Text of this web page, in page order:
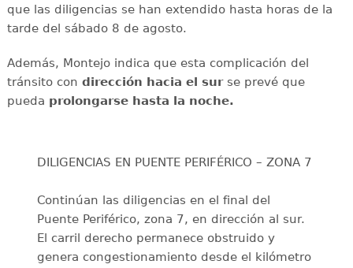
que las diligencias se han extendido hasta horas de la
tarde del sábado 8 de agosto.
Además, Montejo indica que esta complicación del
tránsito con dirección hacia el surse prevé que
pueda prolongarse hasta la noche.
DILIGENCIAS EN PUENTE PERIFÉRICO – ZONA 7
Continúan las diligencias en el final del
Puente Periférico, zona 7, en dirección al sur.
El carril derecho permanece obstruido y
genera congestionamiento desde el kilómetro